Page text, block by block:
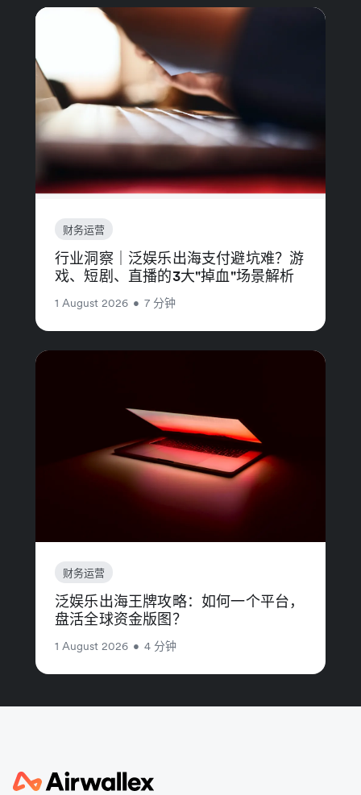
财务运营
行业洞察｜泛娱乐出海支付避坑难？游
戏、短剧、直播的3大"掉血"场景解析
1 August 2026 • 7 分钟
财务运营
泛娱乐出海王牌攻略：如何一个平台，
盘活全球资金版图？
1 August 2026 • 4 分钟